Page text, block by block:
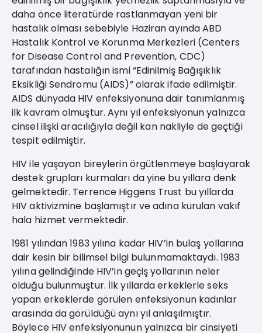
daha önce literatürde rastlanmayan yeni bir
hastalık olması sebebiyle Haziran ayında ABD
Hastalık Kontrol ve Korunma Merkezleri (Centers
for Disease Control and Prevention, CDC)
tarafından hastalığın ismi “Edinilmiş Bağışıklık
Eksikliği Sendromu (AIDS)” olarak ifade edilmiştir.
AIDS dünyada HIV enfeksiyonuna dair tanımlanmış
ilk kavram olmuştur. Aynı yıl enfeksiyonun yalnızca
cinsel ilişki aracılığıyla değil kan nakliyle de geçtiği
tespit edilmiştir.
HIV ile yaşayan bireylerin örgütlenmeye başlayarak
destek grupları kurmaları da yine bu yıllara denk
gelmektedir. Terrence Higgens Trust bu yıllarda
HIV aktivizmine başlamıştır ve adına kurulan vakıf
hala hizmet vermektedir.
1981 yılından 1983 yılına kadar HIV’in bulaş yollarına
dair kesin bir bilimsel bilgi bulunmamaktaydı. 1983
yılına gelindiğinde HIV’in geçiş yollarının neler
olduğu bulunmuştur. İlk yıllarda erkeklerle seks
yapan erkeklerde görülen enfeksiyonun kadınlar
arasında da görüldüğü aynı yıl anlaşılmıştır.
Böylece HIV enfeksiyonunun yalnızca bir cinsiyeti